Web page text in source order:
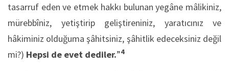
tasarruf eden ve etmek hakkı bulunan yegâne mâlikiniz,
mürebbîniz, yetiştirip geliştireniniz, yaratıcınız ve
hâkiminiz olduğuma şâhitsiniz, şâhitlik edeceksiniz değil
mi?) Hepsi de evet dediler.”4